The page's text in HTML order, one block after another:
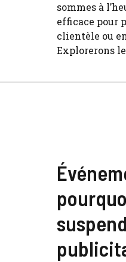
sommes à
efficace pour
clientèle ou
Explorerons